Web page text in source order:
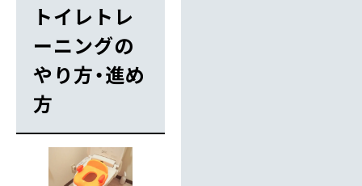
トイレトレ
ーニングの
やり方・進め
方